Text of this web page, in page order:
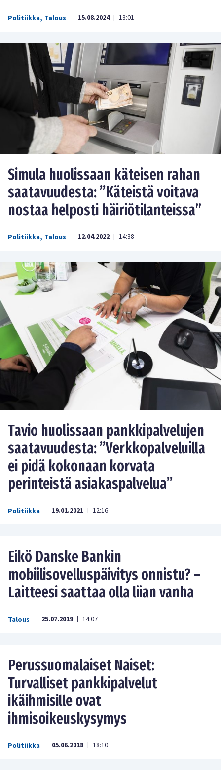
Politiikka, Talous 15.08.2024 | 13:01
Simula huolissaan käteisen rahan
saatavuudesta: ”Käteistä voitava
nostaa helposti häiriötilanteissa”
Politiikka, Talous 12.04.2022 | 14:38
Tavio huolissaan pankkipalvelujen
saatavuudesta: ”Verkkopalveluilla
ei pidä kokonaan korvata
perinteistä asiakaspalvelua”
Politiikka 19.01.2021 | 12:16
Eikö Danske Bankin
mobiilisovelluspäivitys onnistu? –
Laitteesi saattaa olla liian vanha
Talous 25.07.2019 | 14:07
Perussuomalaiset Naiset:
Turvalliset pankkipalvelut
ikäihmisille ovat
ihmisoikeuskysymys
Politiikka 05.06.2018 | 18:10